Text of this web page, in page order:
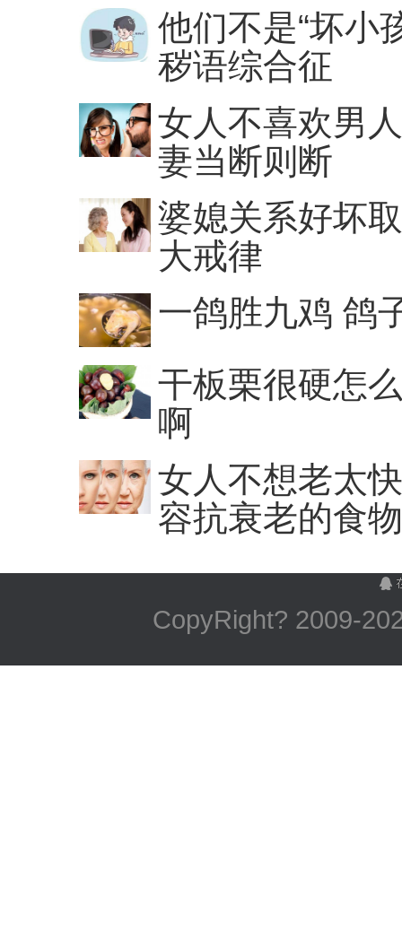
他们不是“坏小
秽语综合征
女人不喜欢男
妻当断则断
婆媳关系好坏
大戒律
一鸽胜九鸡 鸽
干板栗很硬怎
啊
女人不想老太
容抗衰老的食
CopyRight? 2009-